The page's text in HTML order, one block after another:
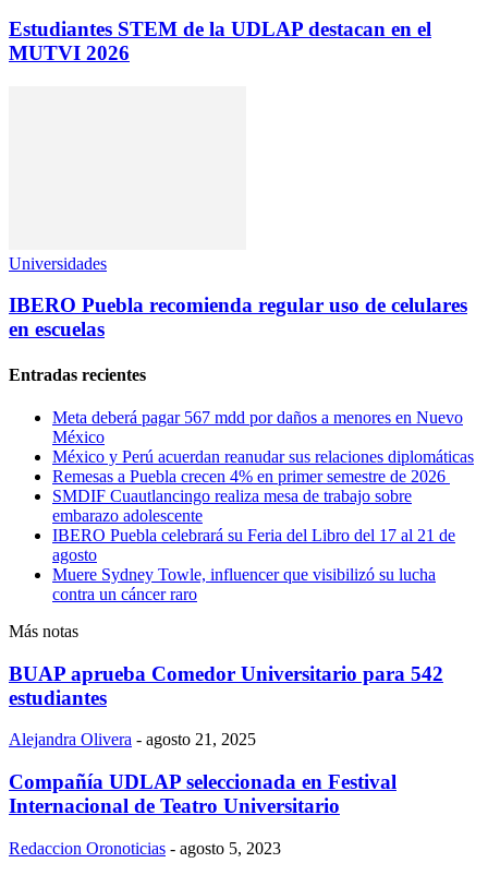
Estudiantes STEM de la UDLAP destacan en el
MUTVI 2026
Universidades
IBERO Puebla recomienda regular uso de celulares
en escuelas
Entradas recientes
Meta deberá pagar 567 mdd por daños a menores en Nuevo
México
México y Perú acuerdan reanudar sus relaciones diplomáticas
Remesas a Puebla crecen 4% en primer semestre de 2026
SMDIF Cuautlancingo realiza mesa de trabajo sobre
embarazo adolescente
IBERO Puebla celebrará su Feria del Libro del 17 al 21 de
agosto
Muere Sydney Towle, influencer que visibilizó su lucha
contra un cáncer raro
Más notas
BUAP aprueba Comedor Universitario para 542
estudiantes
Alejandra Olivera - agosto 21, 2025
Compañía UDLAP seleccionada en Festival
Internacional de Teatro Universitario
Redaccion Oronoticias - agosto 5, 2023